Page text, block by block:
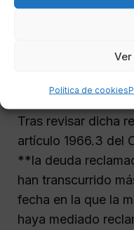
Política de cookies
He recibido
suministro
Tras revisar dicha
artículo 1966.3 del
**la deuda
han transcurrido
fecha en la que la
haya mediado